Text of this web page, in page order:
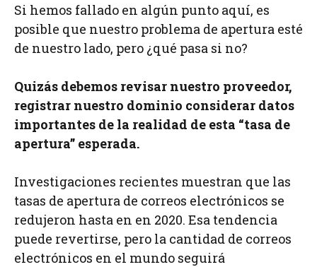
Si hemos fallado en algún punto aquí, es
posible que nuestro problema de apertura esté
de nuestro lado, pero ¿qué pasa si no?
Quizás debemos revisar nuestro proveedor,
registrar nuestro dominio considerar datos
importantes de la realidad de esta “tasa de
apertura” esperada.
Investigaciones recientes muestran que las
tasas de apertura de correos electrónicos se
redujeron hasta en en 2020. Esa tendencia
puede revertirse, pero la cantidad de correos
electrónicos en el mundo seguirá